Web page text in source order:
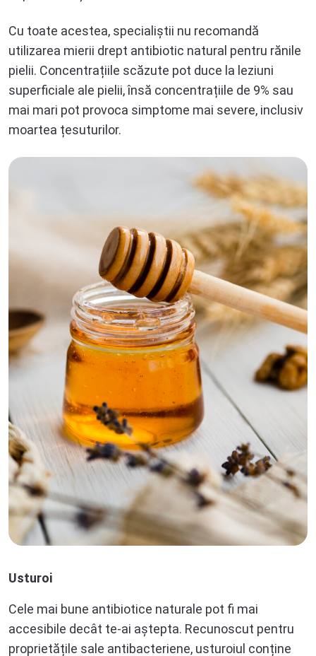
Cu toate acestea, specialiștii nu recomandă
utilizarea mierii drept antibiotic natural pentru rănile
pielii. Concentrațiile scăzute pot duce la leziuni
superficiale ale pielii, însă concentrațiile de 9% sau
mai mari pot provoca simptome mai severe, inclusiv
moartea țesuturilor.
Usturoi
Cele mai bune antibiotice naturale pot fi mai
accesibile decât te-ai aștepta. Recunoscut pentru
proprietățile sale antibacteriene, usturoiul conține